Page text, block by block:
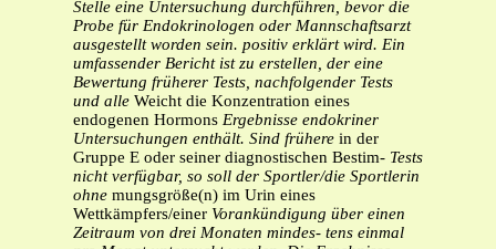
Stelle eine Untersuchung durchführen, bevor die
Probe für Endokrinologen oder Mannschaftsarzt
ausgestellt worden sein. positiv erklärt wird. Ein
umfassender Bericht ist zu erstellen, der eine
Bewertung früherer Tests, nachfolgender Tests
und alle Weicht die Konzentration eines
endogenen Hormons Ergebnisse endokriner
Untersuchungen enthält. Sind frühere in der
Gruppe E oder seiner diagnostischen Bestim- Tests
nicht verfügbar, so soll der Sportler/die Sportlerin
ohne mungsgröße(n) im Urin eines
Wettkämpfers/einer Vorankündigung über einen
Zeitraum von drei Monaten mindes- tens einmal